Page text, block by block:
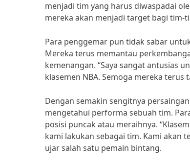
menjadi tim yang harus diwaspadai
mereka akan menjadi target bagi tim-
Para penggemar pun tidak sabar
Mereka terus memantau
kemenangan. “Saya sangat antusias
klasemen NBA. Semoga mereka
Dengan semakin sengitnya
mengetahui performa sebuah tim.
posisi puncak atau meraihnya.
kami lakukan sebagai tim. Kami akan
ujar salah satu pemain bintang.